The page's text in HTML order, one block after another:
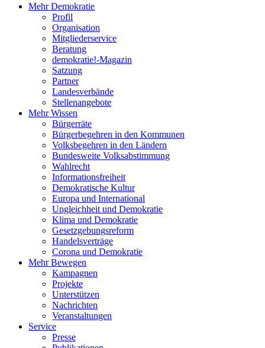
Mehr Demokratie
Profil
Organisation
Mitgliederservice
Beratung
demokratie!-Magazin
Satzung
Partner
Landesverbände
Stellenangebote
Mehr Wissen
Bürgerräte
Bürgerbegehren in den Kommunen
Volksbegehren in den Ländern
Bundesweite Volksabstimmung
Wahlrecht
Informationsfreiheit
Demokratische Kultur
Europa und International
Ungleichheit und Demokratie
Klima und Demokratie
Gesetzgebungsreform
Handelsverträge
Corona und Demokratie
Mehr Bewegen
Kampagnen
Projekte
Unterstützen
Nachrichten
Veranstaltungen
Service
Presse